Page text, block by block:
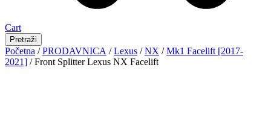
Cart
Pretraži
Početna /PRODAVNICA /Lexus /NX /Mk1 Facelift [2017-
2021] / Front Splitter Lexus NX Facelift